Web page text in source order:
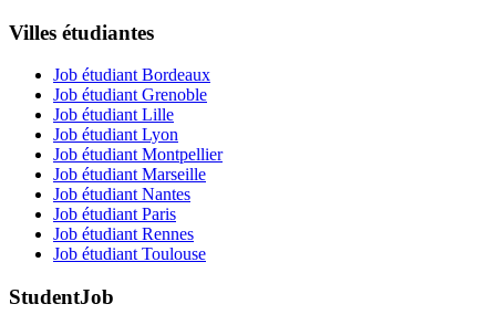
Villes étudiantes
Job étudiant Bordeaux
Job étudiant Grenoble
Job étudiant Lille
Job étudiant Lyon
Job étudiant Montpellier
Job étudiant Marseille
Job étudiant Nantes
Job étudiant Paris
Job étudiant Rennes
Job étudiant Toulouse
StudentJob